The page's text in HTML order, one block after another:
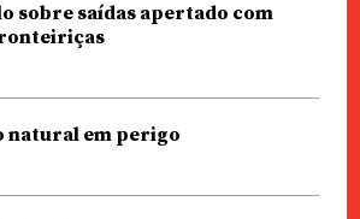
sobre saídas apertado com
natural em perigo